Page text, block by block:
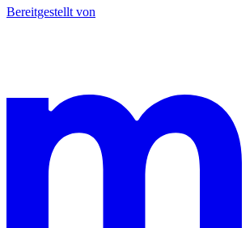
Bereitgestellt von